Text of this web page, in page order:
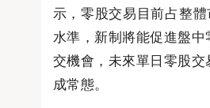
示，零股交易目前占整
水準，新制將能促進盤
交機會，未來單日零股
成常態。